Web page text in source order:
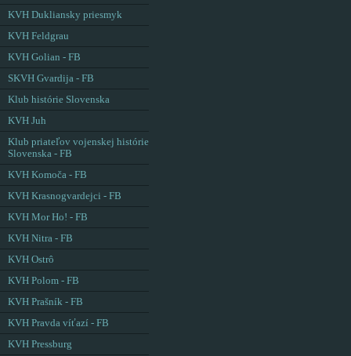
KVH Dukliansky priesmyk
KVH Feldgrau
KVH Golian - FB
SKVH Gvardija - FB
Klub histórie Slovenska
KVH Juh
Klub priateľov vojenskej histórie
Slovenska - FB
KVH Komoča - FB
KVH Krasnogvardejci - FB
KVH Mor Ho! - FB
KVH Nitra - FB
KVH Ostrô
KVH Polom - FB
KVH Prašník - FB
KVH Pravda víťazí - FB
KVH Pressburg